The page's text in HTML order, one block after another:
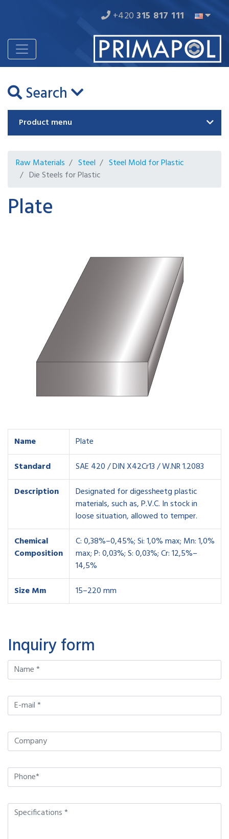
+420315 817 111
Search
Product menu
Raw Materials Steel
Steel Mold for Plastic
Die Steels for Plastic
Plate
Name
Plate
Standard
SAE 420 / DIN X42Cr13 / W.NR 1.2083
Description
Designated for digessheetg plastic
materials, such as, P.V.C. In stock in
loose situation, allowed to temper.
Chemical
Composition
C: 0,38%–0,45%; Si: 1,0% max; Mn: 1,0%
max; P: 0,03%; S: 0,03%; Cr: 12,5%–
14,5%
Size Mm
15–220 mm
Inquiry form